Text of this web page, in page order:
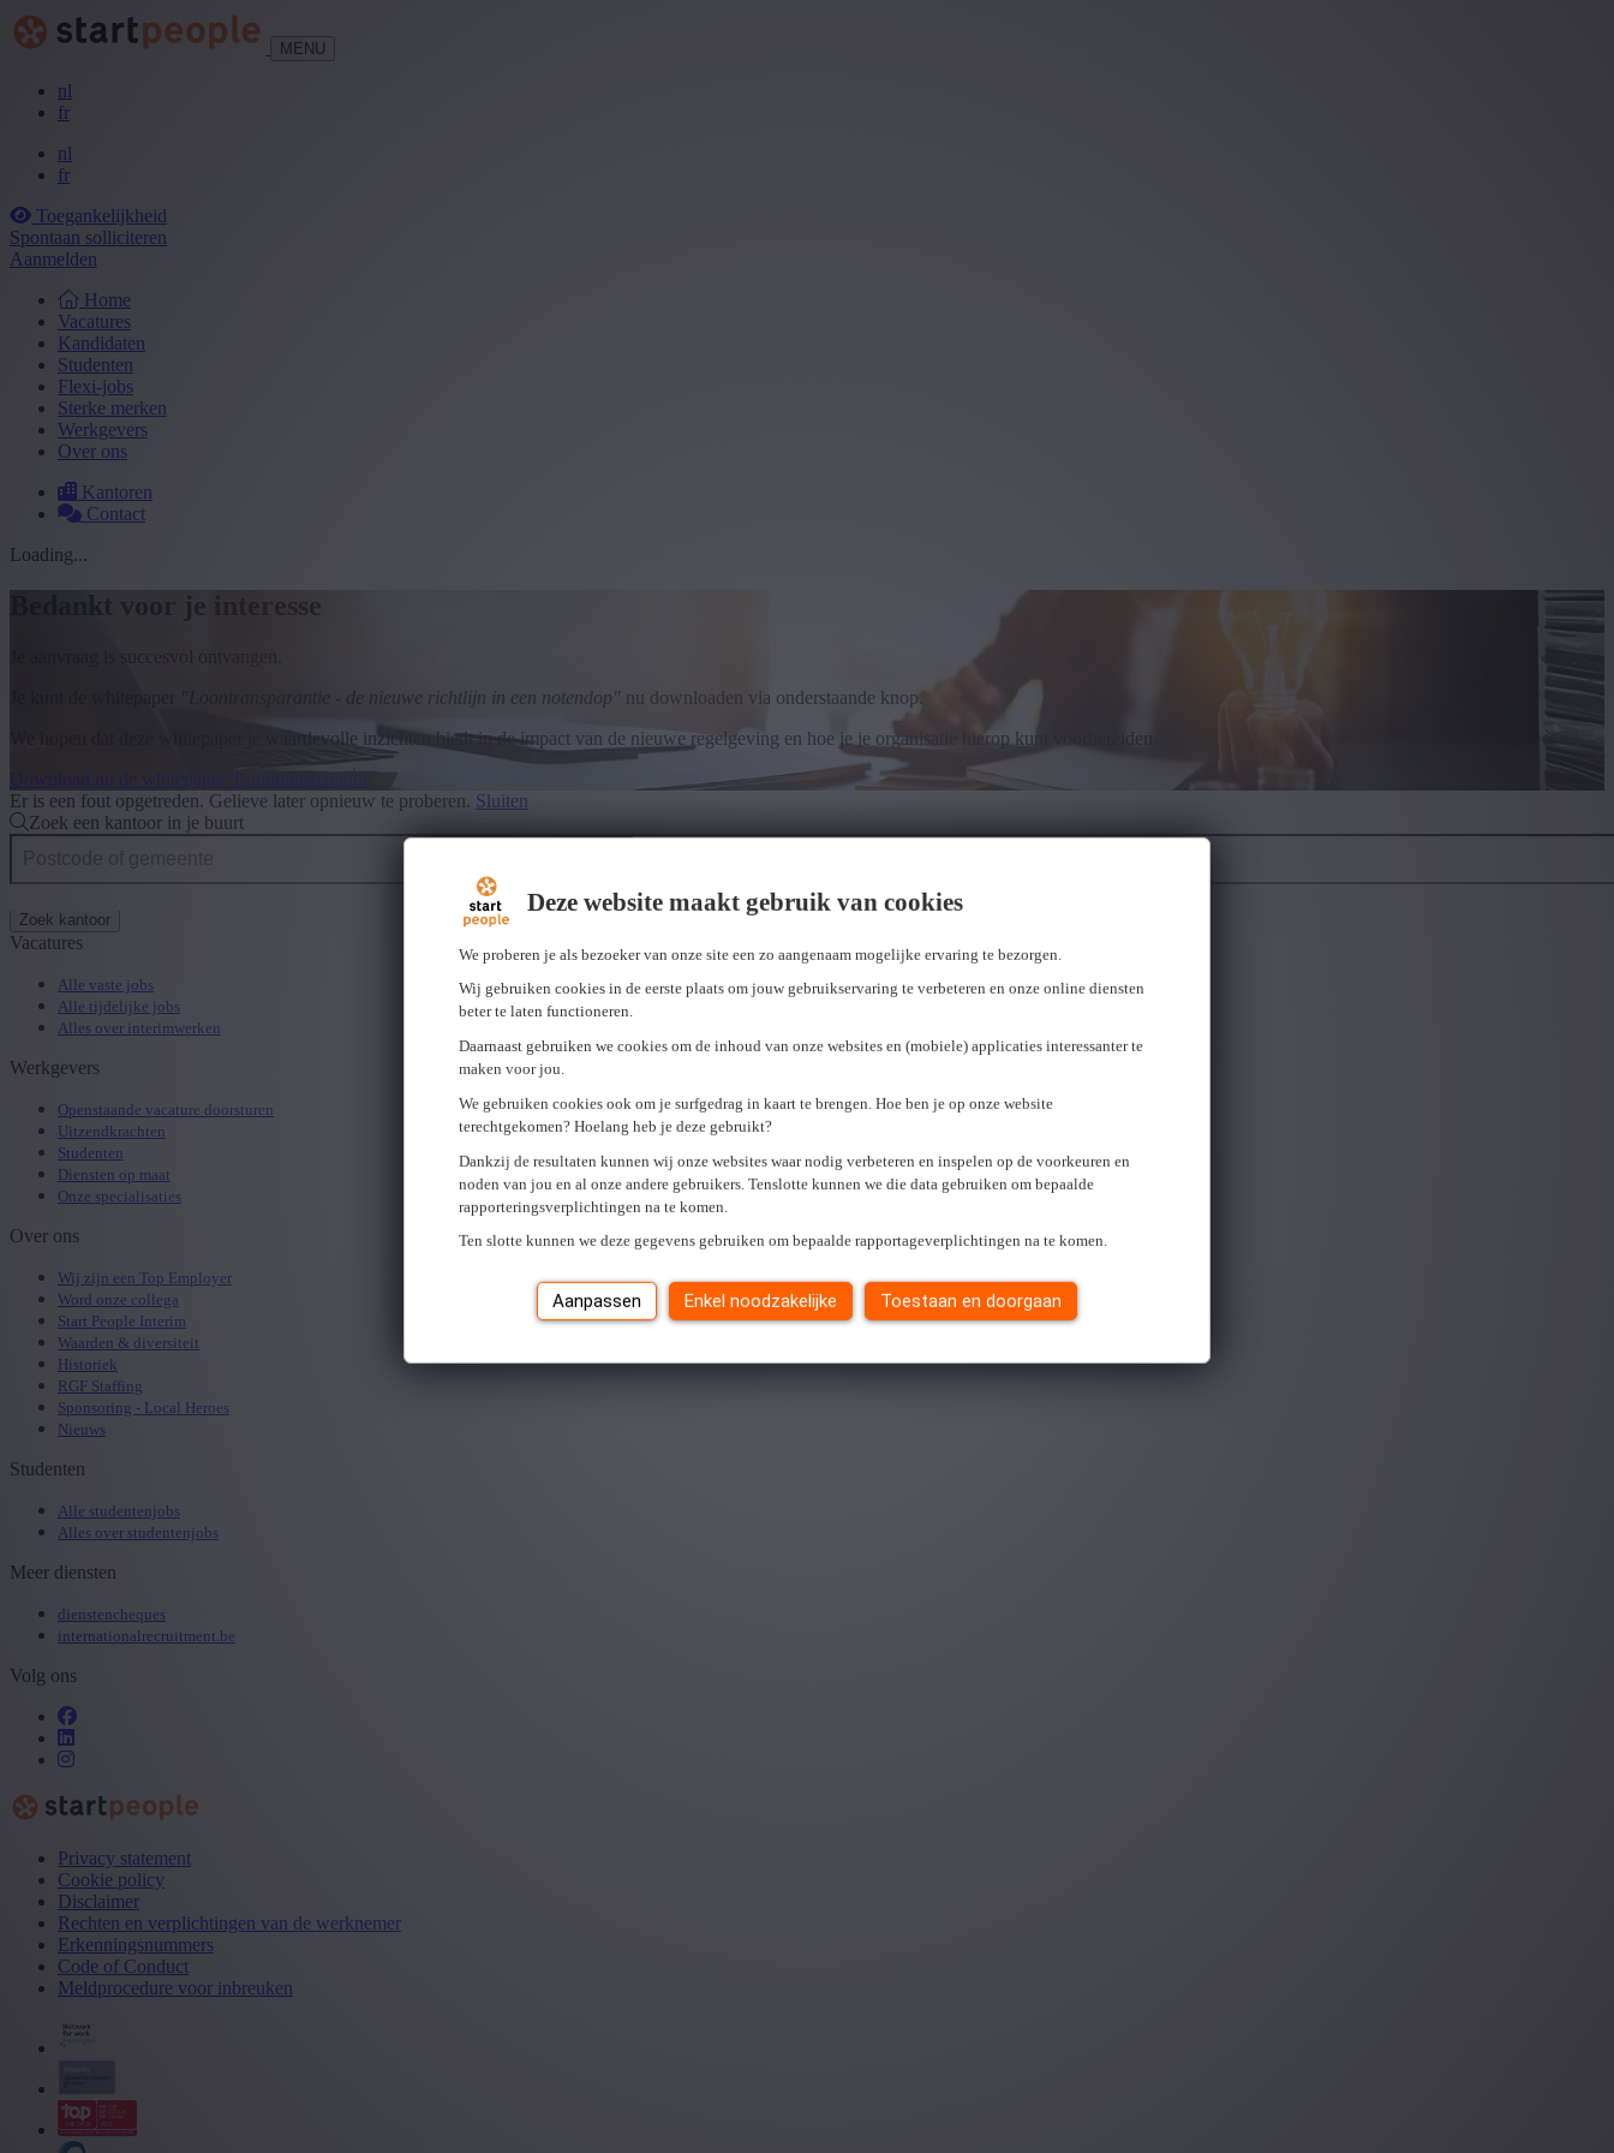
Deze website maakt gebruik van cookies
We proberen je als bezoeker van onze site een zo aangenaam mogelijke ervaring te bezorgen.
Wij gebruiken cookies in de eerste plaats om jouw gebruikservaring te verbeteren en onze online diensten
beter te laten functioneren.
Daarnaast gebruiken we cookies om de inhoud van onze websites en (mobiele) applicaties interessanter te
maken voor jou.
We gebruiken cookies ook om je surfgedrag in kaart te brengen. Hoe ben je op onze website
terechtgekomen? Hoelang heb je deze gebruikt?
Dankzij de resultaten kunnen wij onze websites waar nodig verbeteren en inspelen op de voorkeuren en
noden van jou en al onze andere gebruikers. Tenslotte kunnen we die data gebruiken om bepaalde
rapporteringsverplichtingen na te komen.
Ten slotte kunnen we deze gegevens gebruiken om bepaalde rapportageverplichtingen na te komen.
Aanpassen Enkel noodzakelijke Toestaan en doorgaan
MENU
nl
fr
nl
fr
Toegankelijkheid
Spontaan solliciteren
Aanmelden
Home
Vacatures
Kandidaten
Studenten
Flexi-jobs
Sterke merken
Werkgevers
Over ons
Kantoren
Contact
Loading...
Bedankt voor je interesse
Je aanvraag is succesvol ontvangen.
"Loontransparantie - de nieuwe richtlijn in een notendop" nu downloaden via onderstaande knop.
We hopen dat deze whitepaper je waardevolle inzichten biedt in de impact van de nieuwe regelgeving en hoe je je organisatie hierop kunt voorbereiden.
Download nu de whitepaper 'Loontransparantie'
Er is een fout opgetreden. Gelieve later opnieuw te proberen. Sluiten
Zoek een kantoor in je buurt
Zoek kantoor
Vacatures
Alle vaste jobs
Alle tijdelijke jobs
Alles over interimwerken
Werkgevers
Openstaande vacature doorsturen
Uitzendkrachten
Studenten
Diensten op maat
Onze specialisaties
Over ons
Wij zijn een Top Employer
Word onze collega
Start People Interim
Waarden & diversiteit
Historiek
RGF Staffing
Sponsoring - Local Heroes
Nieuws
Studenten
Alle studentenjobs
Alles over studentenjobs
Meer diensten
dienstencheques
internationalrecruitment.be
Volg ons
Privacy statement
Cookie policy
Disclaimer
Rechten en verplichtingen van de werknemer
Erkenningsnummers
Code of Conduct
Meldprocedure voor inbreuken